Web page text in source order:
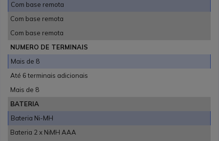
Com base remota
Com base remota
Com base remota
NUMERO DE TERMINAIS
Mais de 8
Até 6 terminais adicionais
Mais de 8
BATERIA
Bateria Ni-MH
Bateria 2 x NiMH AAA